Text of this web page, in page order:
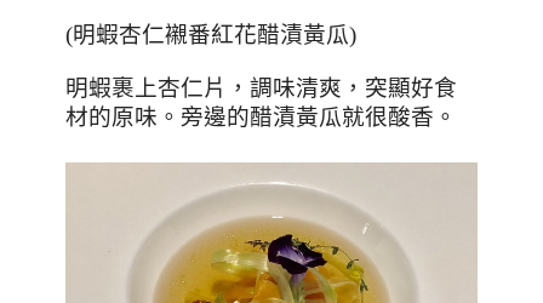
(明蝦杏仁襯番紅花醋漬黃瓜)
明蝦裹上杏仁片，調味清爽，突顯好食
材的原味。旁邊的醋漬黃瓜就很酸香。